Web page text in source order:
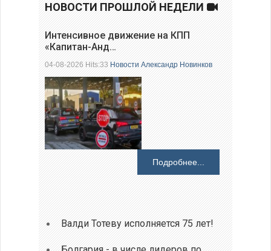
НОВОСТИ ПРОШЛОЙ НЕДЕЛИ
Интенсивное движение на КПП
«Капитан-Анд…
04-08-2026 Hits:33Новости Александр Новинков
Подробнее...
Валди Тотеву исполняется 75 лет!